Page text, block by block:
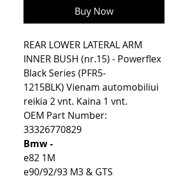
Buy Now
REAR LOWER LATERAL ARM
INNER BUSH (nr.15) - Powerflex
Black Series (PFR5-
1215BLK) Vienam automobiliui
reikia 2 vnt. Kaina 1 vnt.
OEM Part Number:
33326770829
Bmw -
e82 1M
e90/92/93 M3 & GTS